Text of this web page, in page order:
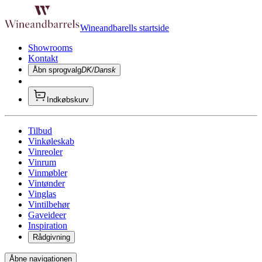
Wineandbarells startside
Showrooms
Kontakt
Åbn sprogvalgDK/Dansk
Indkøbskurv
Tilbud
Vinkøleskab
Vinreoler
Vinrum
Vinmøbler
Vintønder
Vinglas
Vintilbehør
Gaveideer
Inspiration
Rådgivning
Åbne navigationen